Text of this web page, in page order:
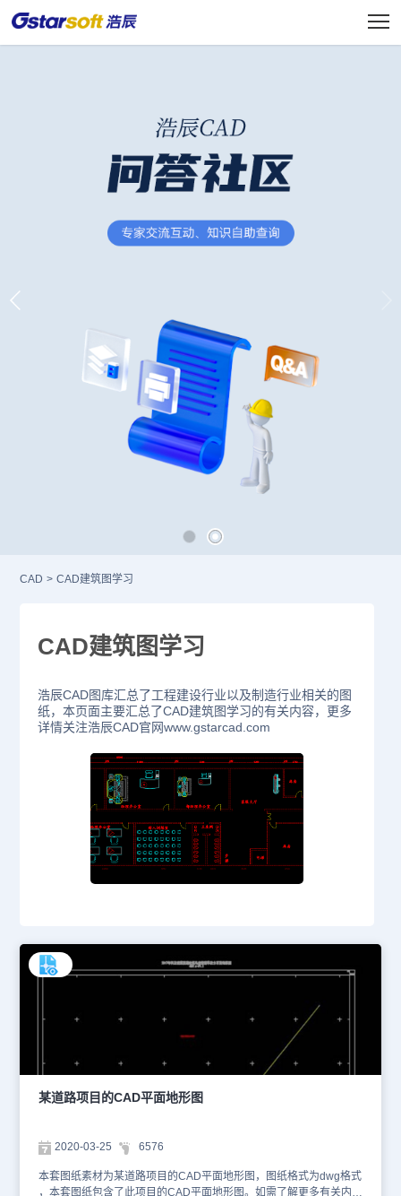
CAD > CAD建筑图学习
CAD建筑图学习
浩辰CAD图库汇总了工程建设行业以及制造行业相关的图
纸，本页面主要汇总了CAD建筑图学习的有关内容，更多
详情关注浩辰CAD官网www.gstarcad.com
某道路项目的CAD平面地形图
2020-03-25 6576
本套图纸素材为某道路项目的CAD平面地形图，图纸格式为dwg格式
，本套图纸包含了此项目的CAD平面地形图。如需了解更多有关内